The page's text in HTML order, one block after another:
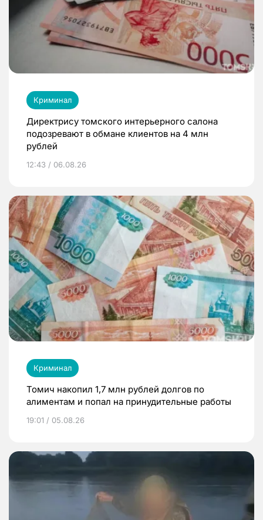
Криминал
Директрису томского интерьерного салона
подозревают в обмане клиентов на 4 млн
рублей
12:43 / 06.08.26
Криминал
Томич накопил 1,7 млн рублей долгов по
алиментам и попал на принудительные работы
19:01 / 05.08.26